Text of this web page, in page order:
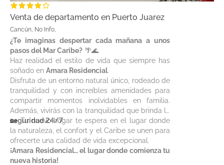
Venta de departamento en Puerto Juarez
Cancún, No Info,
¿Te imaginas despertar cada mañana a unos
pasos del Mar Caribe? 🌴🌊
Haz realidad el estilo de vida que siempre has
soñado en Amara Residencial.
Disfruta de un entorno natural único, rodeado de
tranquilidad y con increíbles amenidades para
compartir momentos inolvidables en familia.
Además, vivirás con la tranquilidad que brinda la
seguridad 24/7.
🏡 Tu nuevo hogar te espera en el lugar donde
la naturaleza, el confort y el Caribe se unen para
ofrecerte una calidad de vida excepcional.
¡Amara Residencial… el lugar donde comienza tu
nueva historia!